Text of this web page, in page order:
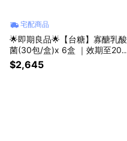
宅配商品
🌟即期良品🌟【台糖】寡醣乳酸
菌(30包/盒)x 6盒 ｜效期至202
7/05/12
$2,645